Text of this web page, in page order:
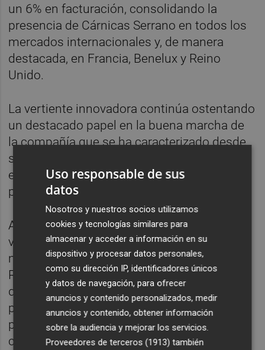
un 6% en facturación, consolidando la
presencia de Cárnicas Serrano en todos los
mercados internacionales y, de manera
destacada, en Francia, Benelux y Reino
Unido.
La vertiente innovadora continúa ostentando
un destacado papel en la buena marcha de
la compañía que se ha caracterizado desde
sus inicios por dinamizar la categoría de
elaborados cárnicos en España, tanto en
procesos como en productos.
Así, el 24% de las ventas de la empresa
valenciana procede de productos que llevan
menos de tres años en el mercado.
Referencias con un alto grado de
diferenciación como las que han
protagonizado su último lanzamiento: la
pechuga de pavo a la trufa negra y el jamón
cocido a las hierbas mediterráneas.
Uso responsable de sus
datos
Nosotros y nuestros socios utilizamos
cookies y tecnologías similares para
almacenar y acceder a información en su
dispositivo y procesar datos personales,
como su dirección IP, identificadores únicos
y datos de navegación, para ofrecer
anuncios y contenido personalizados, medir
anuncios y contenido, obtener información
sobre la audiencia y mejorar los servicios.
Proveedores de terceros (1913) también